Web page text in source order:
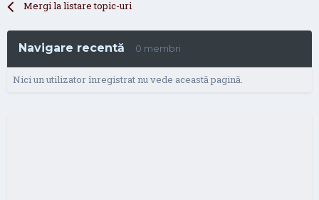
Mergi la listare topic-uri
Navigare recentă 0 membri
Nici un utilizator înregistrat nu vede această pagină.